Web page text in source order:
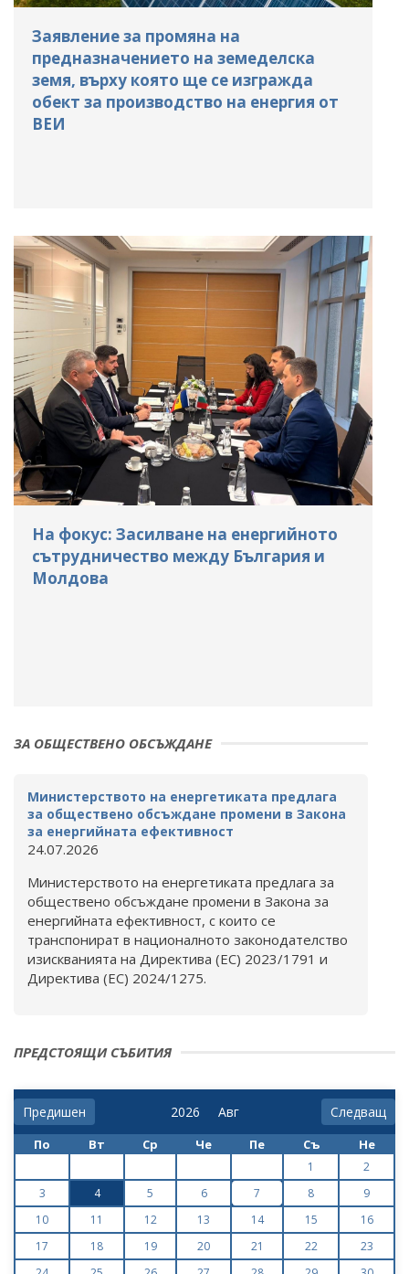
Заявление за промяна на
предназначението на земеделска
земя, върху която ще се изгражда
обект за производство на енергия от
ВЕИ
На фокус: Засилване на енергийното
сътрудничество между България и
Молдова
ЗА ОБЩЕСТВЕНО ОБСЪЖДАНЕ
Министерството на енергетиката предлага
за обществено обсъждане промени в Закона
за енергийната ефективност
24.07.2026
Министерството на енергетиката предлага за
обществено обсъждане промени в Закона за
енергийната ефективност, с които се
транспонират в националното законодателство
изискванията на Директива (ЕС) 2023/1791 и
Директива (ЕС) 2024/1275.
ПРЕДСТОЯЩИ СЪБИТИЯ
Предишен Следващ
По Вт Ср Че Пе Съ Не
1
2
3
4 5 6 7 8
9
10
11 12 13 14 15
16
17
18 19 20 21 22
23